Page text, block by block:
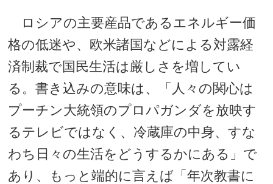
ロシアの主要産品であるエネルギー価
格の低迷や、欧米諸国などによる対露経
済制裁で国民生活は厳しさを増してい
る。書き込みの意味は、「人々の関心は
プーチン大統領のプロパガンダを放映す
るテレビではなく、冷蔵庫の中身、すな
わち日々の生活をどうするかにある」で
あり、もっと端的に言えば「年次教書に